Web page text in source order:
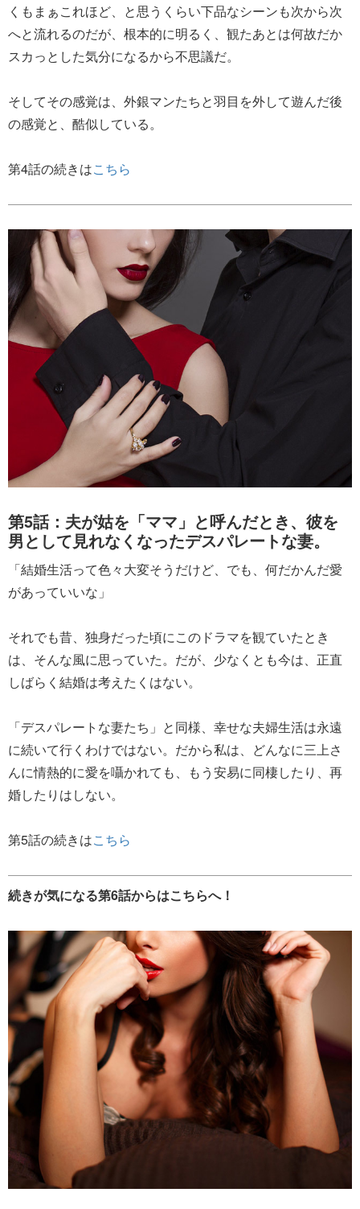
くもまぁこれほど、と思うくらい下品なシーンも次から次
へと流れるのだが、根本的に明るく、観たあとは何故だか
スカっとした気分になるから不思議だ。
そしてその感覚は、外銀マンたちと羽目を外して遊んだ後
の感覚と、酷似している。
第4話の続きはこちら
第5話：夫が姑を「ママ」と呼んだとき、彼を
男として見れなくなったデスパレートな妻。
「結婚生活って色々大変そうだけど、でも、何だかんだ愛
があっていいな」
それでも昔、独身だった頃にこのドラマを観ていたとき
は、そんな風に思っていた。だが、少なくとも今は、正直
しばらく結婚は考えたくはない。
「デスパレートな妻たち」と同様、幸せな夫婦生活は永遠
に続いて行くわけではない。だから私は、どんなに三上さ
んに情熱的に愛を囁かれても、もう安易に同棲したり、再
婚したりはしない。
第5話の続きはこちら
続きが気になる第6話からはこちらへ！